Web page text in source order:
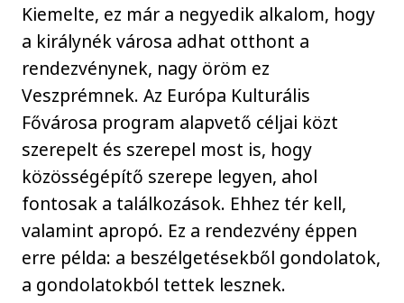
Kiemelte, ez már a negyedik alkalom, hogy
a királynék városa adhat otthont a
rendezvénynek, nagy öröm ez
Veszprémnek. Az Európa Kulturális
Fővárosa program alapvető céljai közt
szerepelt és szerepel most is, hogy
közösségépítő szerepe legyen, ahol
fontosak a találkozások. Ehhez tér kell,
valamint apropó. Ez a rendezvény éppen
erre példa: a beszélgetésekből gondolatok,
a gondolatokból tettek lesznek.